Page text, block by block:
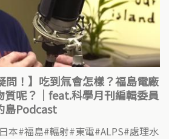
問！】吃到氚會怎樣？福島電廠
質呢？｜feat.科學月刊編輯委員
島Podcast
日本 福島 輻射 東電 ALPS 處理水